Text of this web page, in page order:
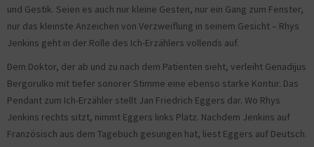
und Gestik. Seien es auch nur kleine Gesten, nur ein Gang zum Fenster,
nur das kleinste Anzeichen von Verzweiflung in seinem Gesicht – Rhys
Jenkins geht in der Rolle des Ich-Erzählers vollends auf.
Dem Doktor, der ab und zu nach dem Patienten sieht, verleiht Genadijus
Bergorulko mit tiefer sonorer Stimme eine ebenso starke Kontur. Das
Pendant zum Ich-Erzähler stellt Jan Friedrich Eggers dar. Wo Rhys
Jenkins rechts sitzt, nimmt Eggers links Platz. Nachdem Jenkins auf
Französisch aus dem Tagebuch gesungen hat, liest Eggers auf Deutsch.